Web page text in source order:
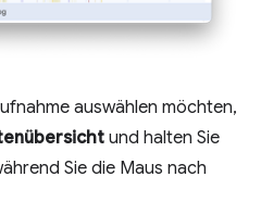
auswählen möchten,
und halten Sie
Sie die Maus nach